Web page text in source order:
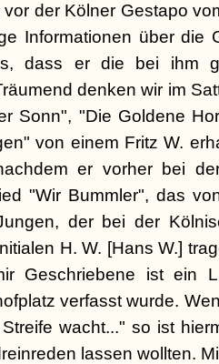
der Kölner Gestapo
Informationen über die
dass er die bei ihm
denken wir im
Sonn", "Die Goldene
von einem Fritz W.
er vorher bei
"Wir Bummler", das
der bei der
H. W. [Hans W.]
Geschriebene ist ein
verfasst wurde.
wacht..." so ist
lassen wollten.